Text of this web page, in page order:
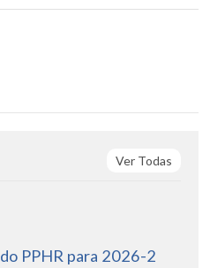
Ver Todas
PPHR para 2026-2